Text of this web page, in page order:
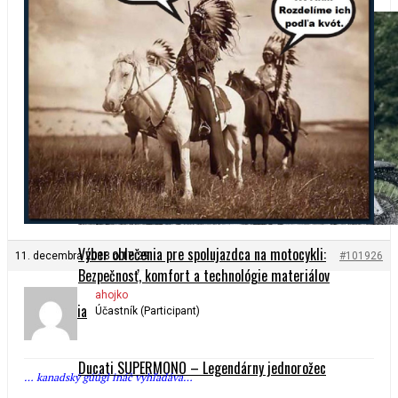
Výber oblečenia pre spolujazdca na motocykli:
Bezpečnosť, komfort a technológie materiálov
História
Ducati SUPERMONO – Legendárny jednorožec
11. decembra 2018 o 17:29 #101926
ahojko
Účastník (Participant)
… kanadský gúúgl ináč vyhľadáva…